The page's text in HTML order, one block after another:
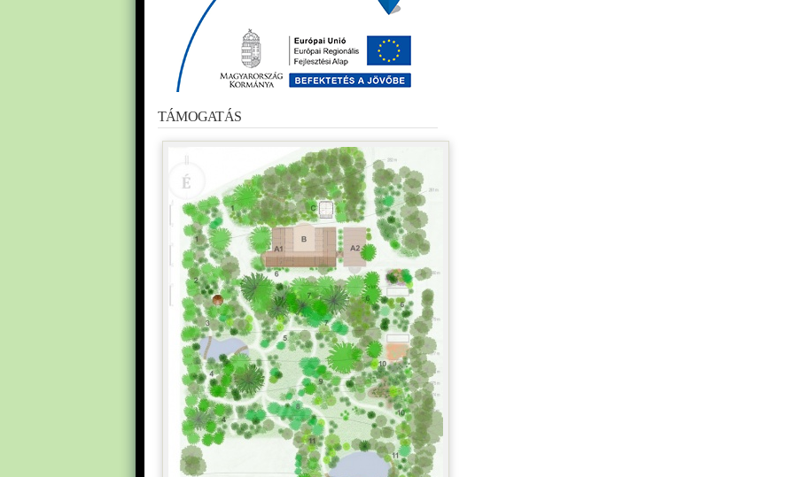
TÁMOGATÁS